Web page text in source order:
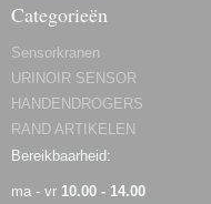
Categorieën
Sensorkranen
URINOIR SENSOR
HANDENDROGERS
RAND ARTIKELEN
Bereikbaarheid:
ma - vr 10.00 - 14.00